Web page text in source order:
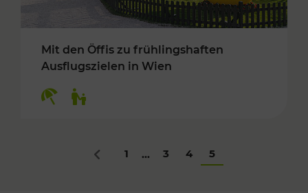
Mit den Öffis zu frühlingshaften
Ausflugszielen in Wien
Zurück
1 ... 3 4 5